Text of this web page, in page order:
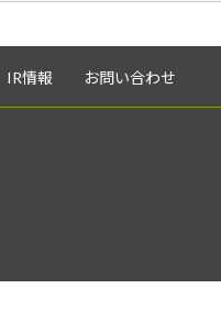
IR情報 お問い合わせ